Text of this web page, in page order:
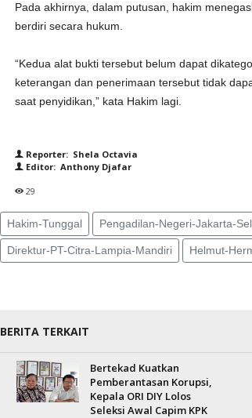
Pada akhirnya, dalam putusan, hakim
berdiri secara hukum.
“Kedua alat bukti tersebut belum dapat
keterangan dan penerimaan tersebut tidak
saat penyidikan,” kata Hakim lagi.
Reporter: Shela Octavia
Editor: Anthony Djafar
29
Hakim-Tunggal Pengadilan-Negeri-Jakarta-
Direktur-PT-Citra-Lampia-Mandiri Helmut-
BERITA TERKAIT
Bertekad Kuatkan
Pemberantasan Korupsi,
Kepala ORI DIY Lolos
Seleksi Awal Capim KPK